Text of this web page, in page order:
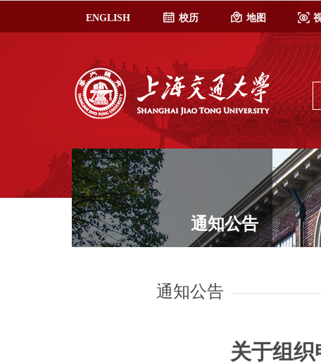
ENGLISH 校历 地图
通知公告
通知公告
关于组